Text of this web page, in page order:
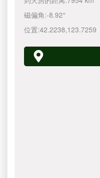
磁偏角:-8.92°
位置:42.2238,123.7260